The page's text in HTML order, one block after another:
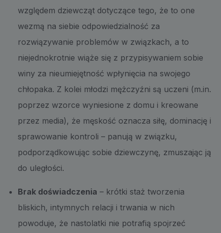
względem dziewcząt dotyczące tego, że to one
wezmą na siebie odpowiedzialność za
rozwiązywanie problemów w związkach, a to
niejednokrotnie wiąże się z przypisywaniem sobie
winy za nieumiejętność wpłynięcia na swojego
chłopaka. Z kolei młodzi mężczyźni są uczeni (m.in.
poprzez wzorce wyniesione z domu i kreowane
przez media), że męskość oznacza siłę, dominację i
sprawowanie kontroli – panują w związku,
podporządkowując sobie dziewczynę, zmuszając ją
do uległości.
Brak doświadczenia – krótki staż tworzenia
bliskich, intymnych relacji i trwania w nich
powoduje, że nastolatki nie potrafią spojrzeć